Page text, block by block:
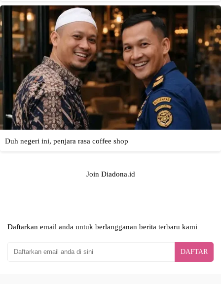
Join Diadona.id
Daftarkan email anda untuk berlangganan berita terbaru kami
DAFTAR